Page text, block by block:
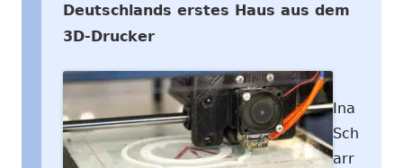
Deutschlands erstes Haus aus dem
3D-Drucker
Ina
Sch
arr